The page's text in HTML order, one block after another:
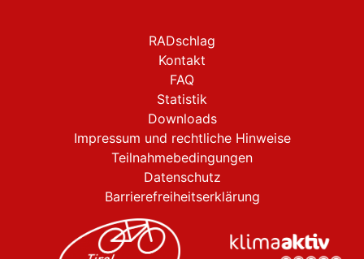
RADschlag
Kontakt
FAQ
Statistik
Downloads
Impressum und rechtliche Hinweise
Teilnahmebedingungen
Datenschutz
Barrierefreiheitserklärung